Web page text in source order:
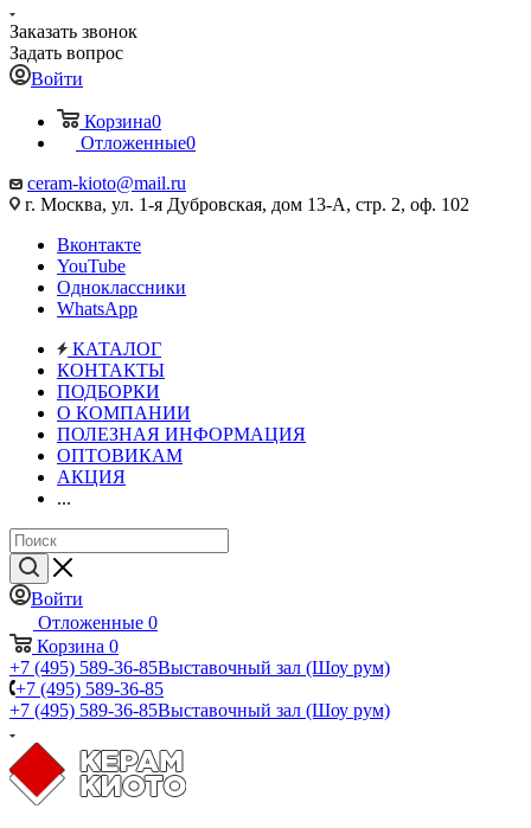
Заказать звонок
Задать вопрос
Войти
Корзина0
Отложенные0
ceram-kioto@mail.ru
г. Москва, ул. 1-я Дубровская, дом 13-А, стр. 2, оф. 102
Вконтакте
YouTube
Одноклассники
WhatsApp
КАТАЛОГ
КОНТАКТЫ
ПОДБОРКИ
О КОМПАНИИ
ПОЛЕЗНАЯ ИНФОРМАЦИЯ
ОПТОВИКАМ
АКЦИЯ
...
Войти
Отложенные 0
Корзина 0
+7 (495) 589-36-85Выставочный зал (Шоу рум)
+7 (495) 589-36-85
+7 (495) 589-36-85Выставочный зал (Шоу рум)